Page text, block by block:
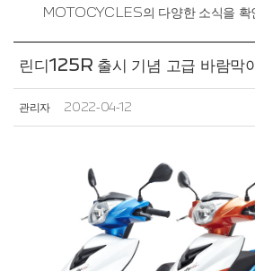
MOTOCYCLES의 다양한 소식을 확
린디125R 출시 기념 고급 바람막
관리자 2022-04-12